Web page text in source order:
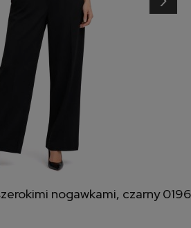
nogawkami, czarny 0196